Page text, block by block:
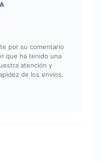
por su comentario
que ha tenido una
atención y
de los envíos.